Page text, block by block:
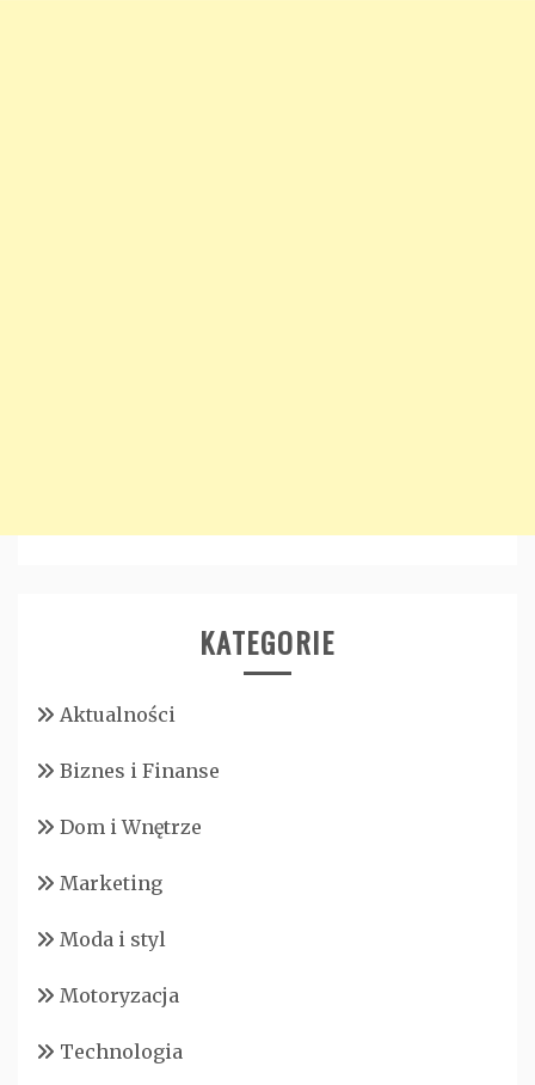
KATEGORIE
Aktualności
Biznes i Finanse
Dom i Wnętrze
Marketing
Moda i styl
Motoryzacja
Technologia